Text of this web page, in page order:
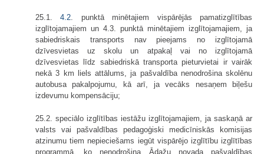
25.1.4.2. punktā minētajiem vispārējās pamatizglītības
izglītojamajiem un 4.3. punktā minētajiem izglītojamajiem, ja
sabiedriskais transports nav pieejams no izglītojamā
dzīvesvietas uz skolu un atpakaļ vai no izglītojamā
dzīvesvietas līdz sabiedriskā transporta pieturvietai ir vairāk
nekā 3 km liels attālums, ja pašvaldība nenodrošina skolēnu
autobusa pakalpojumu, kā arī, ja vecāks nesaņem biļešu
izdevumu kompensāciju;
25.2. speciālo izglītības iestāžu izglītojamajiem, ja saskaņā ar
valsts vai pašvaldības pedagoģiski medicīniskās komisijas
atzinumu tiem nepieciešams iegūt vispārējo izglītību izglītības
programmā, ko nenodrošina Ādažu novada pašvaldības